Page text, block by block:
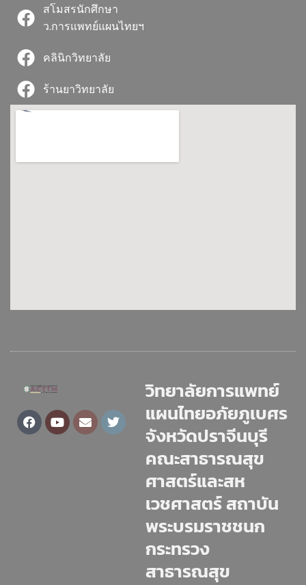
สโมสรนักศึกษา
ว.การแพทย์แผนไทยฯ
คลินิกวิทยาลัย
ร้านยาวิทยาลัย
Facebook
YoutubeEnvelopeTwitter
วิทยาลัยการแพทย์
แผนไทยอภัยภูเบศร
จังหวัดปราจีนบุรี
คณะสาธารณสุข
ศาสตร์และสห
เวชศาสตร์ สถาบัน
พระบรมราชชนก
กระทรวง
สาธารณสุข